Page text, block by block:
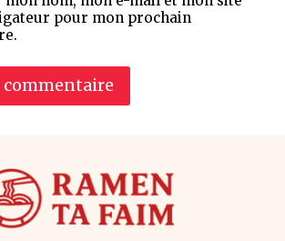
pour mon prochain